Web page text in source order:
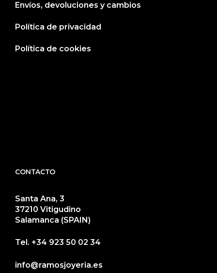
Envíos, devoluciones y cambios
Política de privacidad
Política de cookies
CONTACTO
Santa Ana, 3
37210 Vitigudino
Salamanca (SPAIN)
Tel. +34 923 50 02 34
info@ramosjoyeria.es